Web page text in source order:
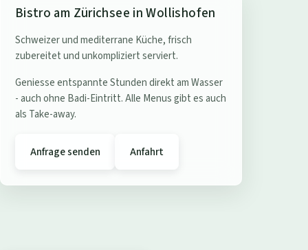
S
e
e
e
s
r
Bistro am Zürichsee in Wollishofen
Schweizer und mediterrane Küche, frisch
zubereitet und unkompliziert serviert.
Geniesse entspannte Stunden direkt am Wasser
- auch ohne Badi-Eintritt. Alle Menus gibt es auch
als Take-away.
Anfrage senden Anfahrt